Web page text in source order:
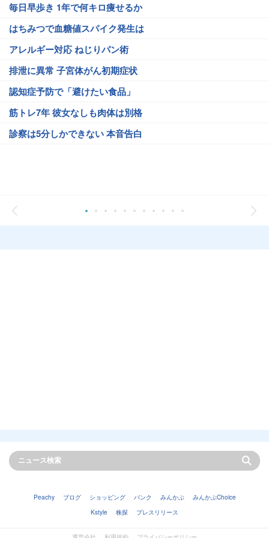
毎日早歩き 1年で何キロ痩せるか
はちみつで血糖値スパイク発生は
アレルギー対応 ねじりパン術
排泄に異常 子宮体がん初期症状
認知症予防で「避けたい食品」
筋トレ7年 彼女なしも肉体は別格
診察は5分しかできない 本音告白
Peachy ブログ ショッピング バンク みんかぶ
みんかぶChoice
Kstyle
株探 プレスリリース